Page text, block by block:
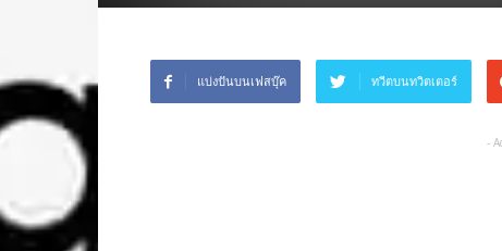
แบ่งปันบนเฟสบุ๊ค ทวีตบนทวิตเตอร์
-